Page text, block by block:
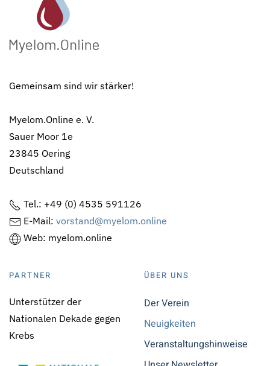
Gemeinsam sind wir stärker!
Myelom.Online e. V.
Sauer Moor 1e
23845 Oering
Deutschland
Tel.: +49 (0) 4535 591126
E-Mail: vorstand@myelom.online
Web: myelom.online
PARTNER
Unterstützer der
Nationalen Dekade gegen
Krebs
ÜBER UNS
Der Verein
Neuigkeiten
Veranstaltungshinweise